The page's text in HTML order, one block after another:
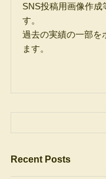
SNS投稿用画像作成
す。
過去の実績の一部を
ます。
Recent Posts